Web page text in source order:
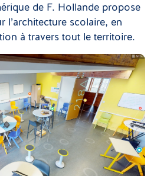
de F. Hollande propose
l’architecture scolaire, en
à travers tout le territoire.